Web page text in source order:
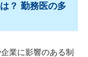
？ 勤務医の多
業に影響のある制